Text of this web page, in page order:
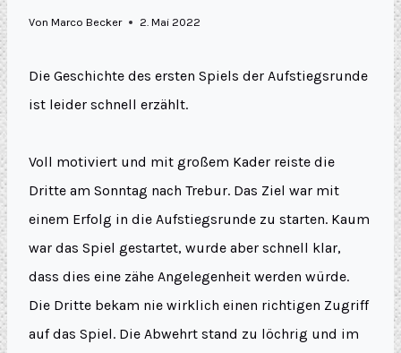
Von Marco Becker 2. Mai 2022
Die Geschichte des ersten Spiels der Aufstiegsrunde
ist leider schnell erzählt.
Voll motiviert und mit großem Kader reiste die
Dritte am Sonntag nach Trebur. Das Ziel war mit
einem Erfolg in die Aufstiegsrunde zu starten. Kaum
war das Spiel gestartet, wurde aber schnell klar,
dass dies eine zähe Angelegenheit werden würde.
Die Dritte bekam nie wirklich einen richtigen Zugriff
auf das Spiel. Die Abwehrt stand zu löchrig und im